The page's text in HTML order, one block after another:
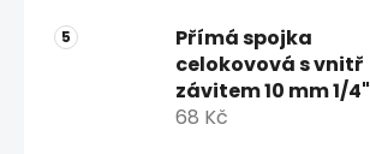
Přímá spojka
celokovová s vnitř
závitem 10 mm 1/4"
68 Kč